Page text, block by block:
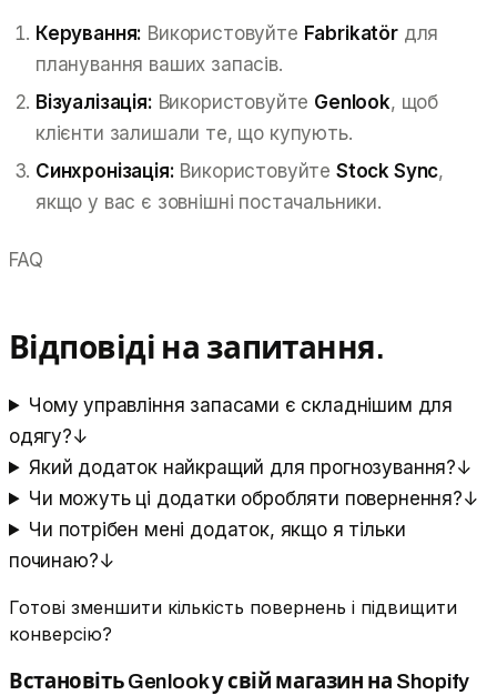
Керування: Використовуйте Fabrikatörдля
планування ваших запасів.
Візуалізація: Використовуйте Genlook, щоб
клієнти залишали те, що купують.
Синхронізація: Використовуйте Stock Sync,
якщо у вас є зовнішні постачальники.
FAQ
Відповіді на запитання.
Чому управління запасами є складнішим для
одягу?↓
Який додаток найкращий для прогнозування?↓
Чи можуть ці додатки обробляти повернення?↓
Чи потрібен мені додаток, якщо я тільки
починаю?↓
Готові зменшити кількість повернень і підвищити
конверсію?
Встановіть Genlook у свій магазин на Shopify